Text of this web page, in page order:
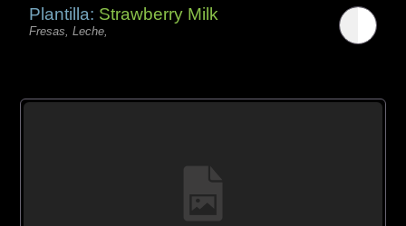
Plantilla: Strawberry Milk
Fresas, Leche,